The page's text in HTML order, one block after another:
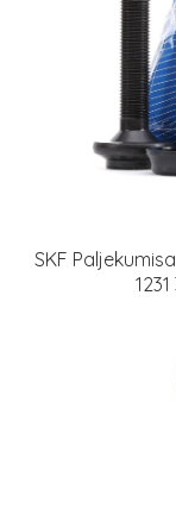
SKF